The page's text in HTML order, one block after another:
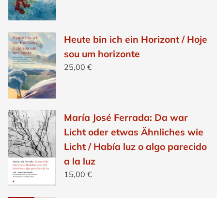
Heute bin ich ein Horizont / Hoje
sou um horizonte
25,00 €
María José Ferrada: Da war
Licht oder etwas Ähnliches wie
Licht / Había luz o algo parecido
a la luz
15,00 €